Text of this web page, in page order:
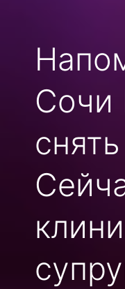
Сочи